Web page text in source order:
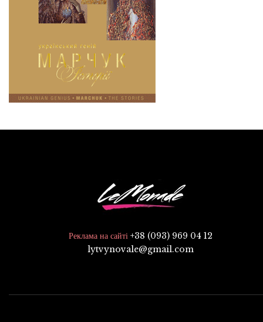
Реклама на сайті +38 (093) 969 04 12
lytvynovale@gmail.com